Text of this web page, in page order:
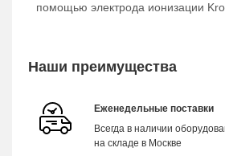
помощью электрода ионизации
Наши преимущества
Еженедельные поставки
Всегда в наличии
на складе в Москве